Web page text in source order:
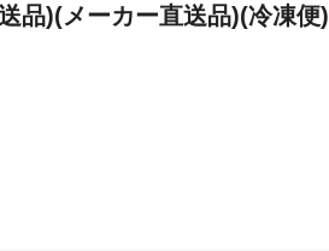
品)(メーカー直送品)(冷凍便)